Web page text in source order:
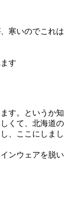
寒いのでこれは
す
す。というか知
くて、北海道の
、ここにしまし
ンウェアを脱い